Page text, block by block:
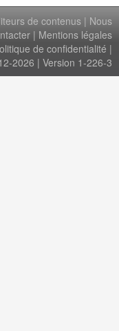
de contenus | Nous
| Mentions légales
de confidentialité |
2026 | Version 1-226-3